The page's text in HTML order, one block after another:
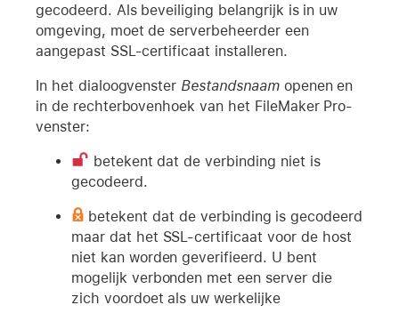
gecodeerd. Als beveiliging belangrijk is in uw
omgeving, moet de serverbeheerder een
aangepast SSL-certificaat installeren.
In het dialoogvenster Bestandsnaamopenen en
in de rechterbovenhoek van het FileMaker Pro-
venster:
betekent dat de verbinding niet is
gecodeerd.
betekent dat de verbinding is gecodeerd
maar dat het SSL-certificaat voor de host
niet kan worden geverifieerd. U bent
mogelijk verbonden met een server die
zich voordoet als uw werkelijke